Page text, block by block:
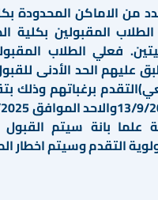
من الاماكن المحدودة
المقبولين بكلية
فعلي الطلاب
عليهم الحد الأدنى
برغباتهم
علما بانة سيتم
التقدم وسيتم اخطار